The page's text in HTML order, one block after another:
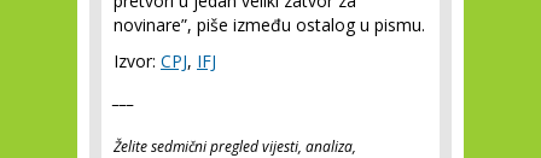
novinare”, piše između ostalog u pismu.
Izvor: CPJ, IFJ
Želite sedmični pregled vijesti, analiza,